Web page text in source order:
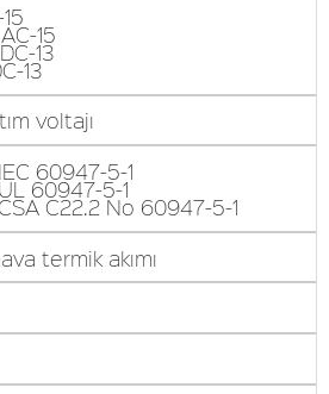
15
13
13
voltajı
60947-5-1
60947-5-1
C22.2 No 60947-5-1
termik akımı